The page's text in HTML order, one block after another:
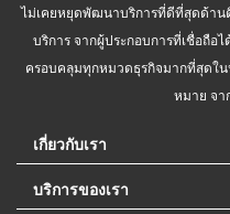
ไม่เคยหยุดพัฒนาบริการที่ดีที่สุดด้าน
บริการ จากผู้ประกอบการที่เชื่อถือ
ครอบคลุมทุกหมวดธุรกิจมากที่สุดใน
หมาย จ
เกี่ยวกับเรา
บริการของเรา